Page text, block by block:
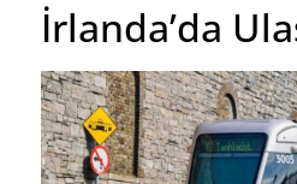
İrlanda’da